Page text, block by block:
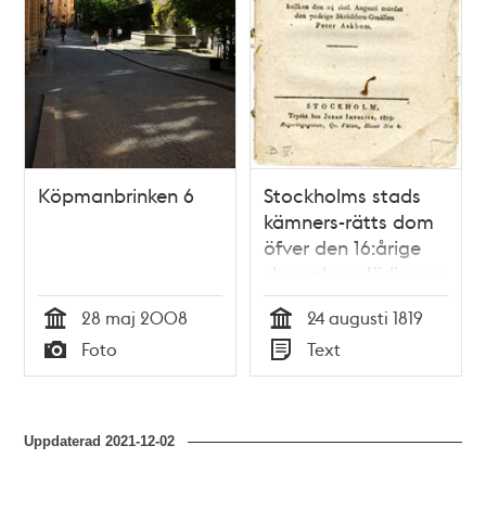
Köpmanbrinken 6
Tid
28 maj 2008
Typ
Foto
Stockholms stads
kämners-rätts dom
öfver den 16:årige
skomakare-lärlingen
Carl Eric Vesterlund,
hvilken den 24 sistl.
augusti mördat den
70-årige skräddare-
Tid
24 augusti 1819
Typ
Text
Uppdaterad2021-12-02